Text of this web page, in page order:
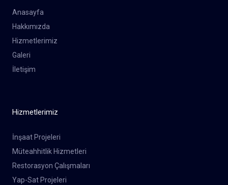
Anasayfa
Hakkımızda
Hizmetlerimiz
Galeri
İletişim
Hizmetlerimiz
İnşaat Projeleri
Müteahhitlik Hizmetleri
Restorasyon Çalışmaları
Yap-Sat Projeleri